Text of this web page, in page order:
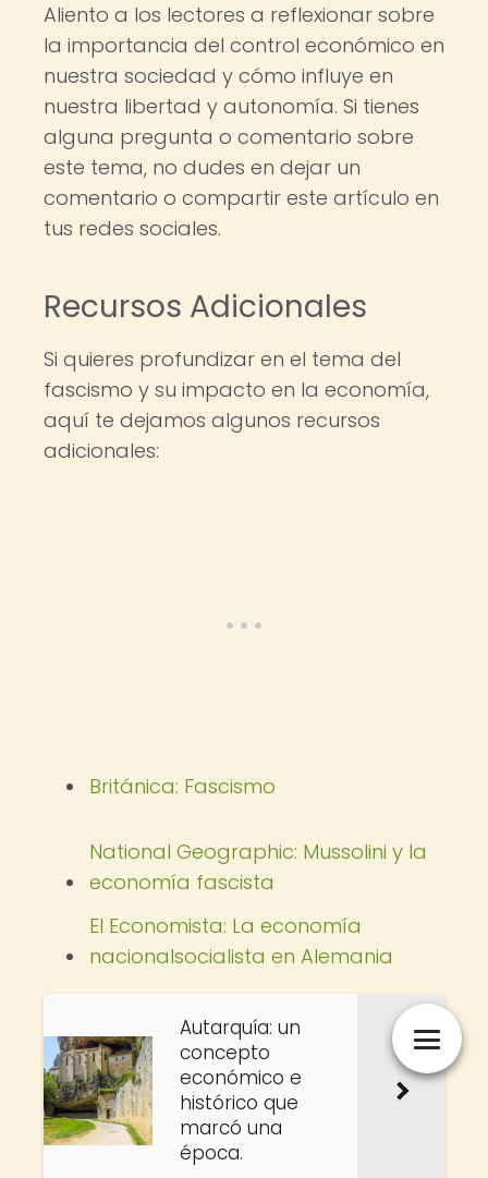
Aliento a los lectores a reflexionar sobre
la importancia del control económico en
nuestra sociedad y cómo influye en
nuestra libertad y autonomía. Si tienes
alguna pregunta o comentario sobre
este tema, no dudes en dejar un
comentario o compartir este artículo en
tus redes sociales.
Recursos Adicionales
Si quieres profundizar en el tema del
fascismo y su impacto en la economía,
aquí te dejamos algunos recursos
adicionales:
Británica: Fascismo
National Geographic: Mussolini y la
economía fascista
El Economista: La economía
nacionalsocialista en Alemania
Autarquía: un
concepto
económico e
histórico que
marcó una
época.